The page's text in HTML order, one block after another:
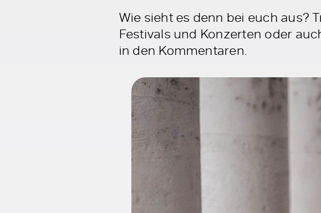
Wie sieht es denn bei euch aus?
Festivals und Konzerten oder
in den Kommentaren.